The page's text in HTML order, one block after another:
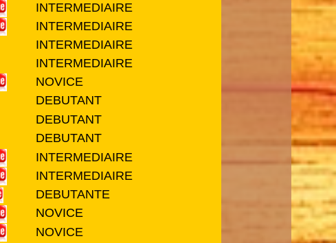
INTERMEDIAIRE
INTERMEDIAIRE
INTERMEDIAIRE
INTERMEDIAIRE
NOVICE
DEBUTANT
DEBUTANT
DEBUTANT
INTERMEDIAIRE
INTERMEDIAIRE
DEBUTANTE
NOVICE
NOVICE